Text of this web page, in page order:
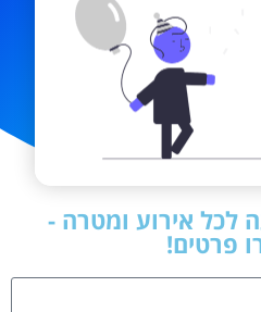
לכל אירוע ומטרה -
פרטים!